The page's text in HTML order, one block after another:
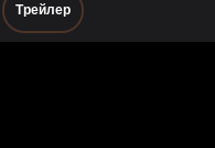
Трейлер